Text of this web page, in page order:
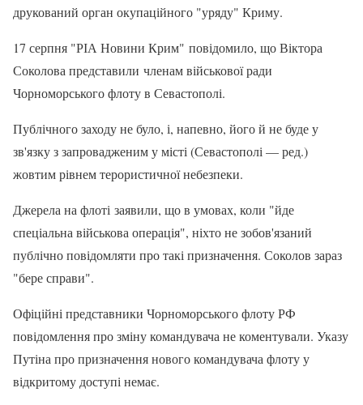
друкований орган окупаційного "уряду" Криму.
17 серпня "РІА Новини Крим" повідомило, що Віктора
Соколова представили членам військової ради
Чорноморського флоту в Севастополі.
Публічного заходу не було, і, напевно, його й не буде у
зв'язку з запровадженим у місті (Севастополі — ред.)
жовтим рівнем терористичної небезпеки.
Джерела на флоті заявили, що в умовах, коли "йде
спеціальна військова операція", ніхто не зобов'язаний
публічно повідомляти про такі призначення. Соколов зараз
"бере справи".
Офіційні представники Чорноморського флоту РФ
повідомлення про зміну командувача не коментували. Указу
Путіна про призначення нового командувача флоту у
відкритому доступі немає.